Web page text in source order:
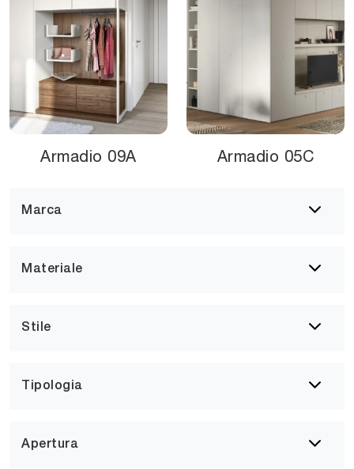
Marca
Materiale
Stile
Tipologia
Apertura
Armadio 09A Armadio 05C